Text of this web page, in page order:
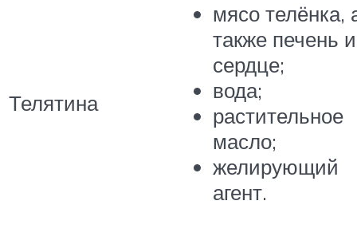
Телятина
мясо телёнка,
также печень и
сердце;
вода;
растительное
масло;
желирующий
агент.